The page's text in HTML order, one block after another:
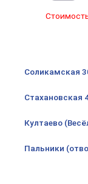
бежевый
Соликамская
Стахановская
Култаево
Пальники